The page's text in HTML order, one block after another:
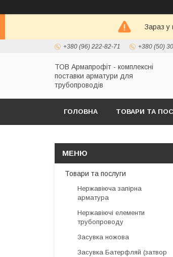
Зараз у
+380 (96) 222-82-71 +380 (50)
ТОВ Армапрофіт - комплексні
поставки арматури для
трубопроводів
ГОЛОВНА ТОВАРИ ТА
Товари та послуги
Нержавіюча запірна
арматура
Нержавіючі елементи
трубопроводу
Засувка ножова
Засувка Батерфляй (затвор